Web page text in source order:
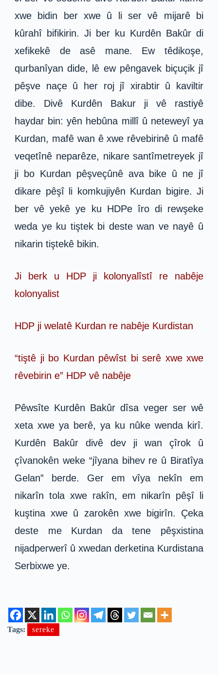
xwe bidin ber xwe û li ser vê mijarê bi
kûrahî bifikirin. Ji ber ku Kurdên Bakûr di
xefikekê de asê mane. Ew têdikoşe,
qurbanîyan dide, lê ew pêngavek biçuçik jî
pêşve naçe û her roj jî xirabtir û kaviltir
dibe. Divê Kurdên Bakur ji vê rastiyê
haydar bin: yên hebûna millî û neteweyî ya
Kurdan, mafê wan ê xwe rêvebirinê û mafê
veqetînê neparêze, nikare santîmetreyek jî
ji bo Kurdan pêşveçûnê ava bike û ne jî
dikare pêşî li komkujiyên Kurdan bigire. Ji
ber vê yekê ye ku HDPe îro di rewşeke
weda ye ku tiştek bi deste wan ve nayê û
nikarin tiştekê bikin.
Ji berk u HDP ji kolonyalîstî re nabêje
kolonyalist
HDP ji welatê Kurdan re nabêje Kurdistan
“tiştê ji bo Kurdan pêwîst bi serê xwe xwe
rêvebirin e” HDP vê nabêje
Pêwsîte Kurdên Bakûr dîsa veger ser wê
xeta xwe ya berê, ya ku nûke wenda kirî.
Kurdên Bakûr divê dev ji wan çîrok û
çîvanokên weke “jîyana bihev re û Biratîya
Gelan” berde. Ger em vîya nekîn em
nikarîn tola xwe rakîn, em nikarîn pêşî li
kuştina xwe û zarokên xwe bigirîn. Çeka
deste me Kurdan da tene pêşxistina
nijadperwerî û xwedan derketina Kurdistana
Serbixwe ye.
Tags: sereke